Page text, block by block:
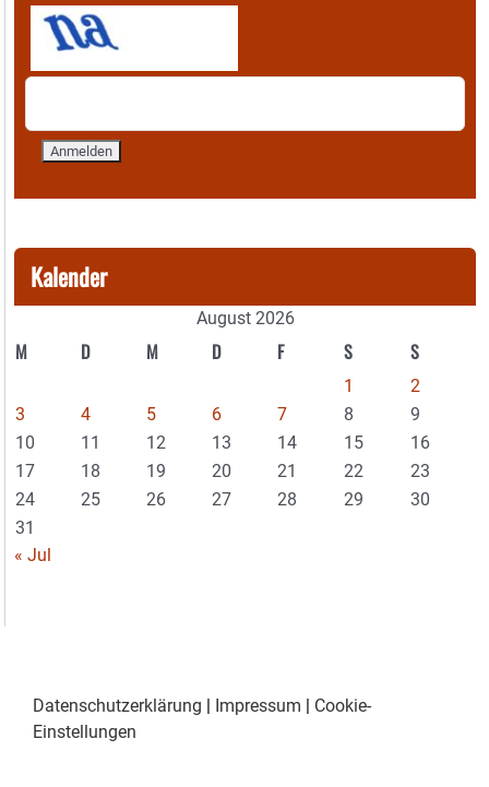
Kalender
August 2026
M D M D F S S
1
2
3
4 5 6 7 8
9
10
11 12 13 14 15
16
17
18 19 20 21 22
23
24
25 26 27 28 29
30
31
« Jul
Datenschutzerklärung Impressum
Cookie-
Einstellungen